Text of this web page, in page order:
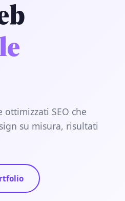
SEO che
su misura, risultati